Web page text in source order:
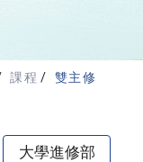
課程 雙主修
大學進修部